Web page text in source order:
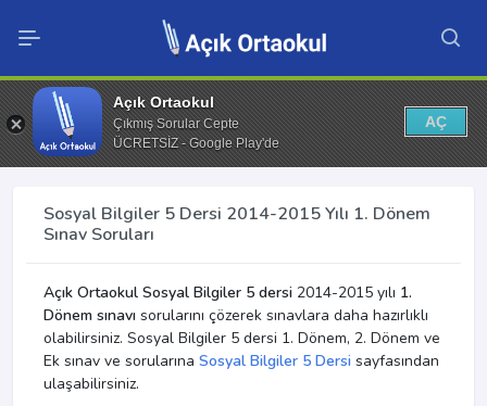
Açık Ortaokul
Çıkmış Sorular Cepte
ÜCRETSİZ - Google Play'de
AÇ
Sosyal Bilgiler 5 Dersi 2014-2015 Yılı 1. Dönem
Sınav Soruları
Açık Ortaokul Sosyal Bilgiler 5 dersi 2014-2015 yılı 1.
Dönem sınavı sorularını çözerek sınavlara daha hazırlıklı
olabilirsiniz. Sosyal Bilgiler 5 dersi 1. Dönem, 2. Dönem ve
Ek sınav ve sorularına Sosyal Bilgiler 5 Dersi sayfasından
ulaşabilirsiniz.